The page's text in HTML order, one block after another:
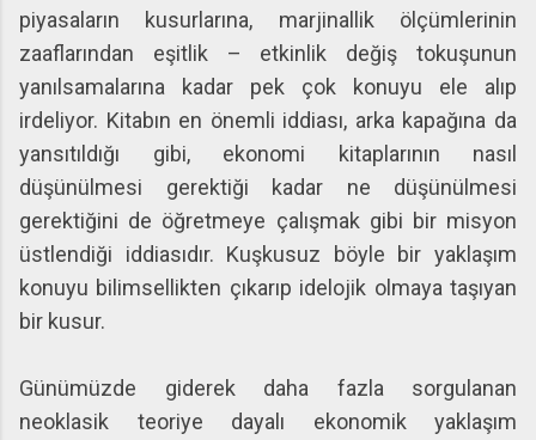
piyasaların kusurlarına, marjinallik ölçümlerinin
zaaflarından eşitlik – etkinlik değiş tokuşunun
yanılsamalarına kadar pek çok konuyu ele alıp
irdeliyor. Kitabın en önemli iddiası, arka kapağına da
yansıtıldığı gibi, ekonomi kitaplarının nasıl
düşünülmesi gerektiği kadar ne düşünülmesi
gerektiğini de öğretmeye çalışmak gibi bir misyon
üstlendiği iddiasıdır. Kuşkusuz böyle bir yaklaşım
konuyu bilimsellikten çıkarıp idelojik olmaya taşıyan
bir kusur.
Günümüzde giderek daha fazla sorgulanan
neoklasik teoriye dayalı ekonomik yaklaşım